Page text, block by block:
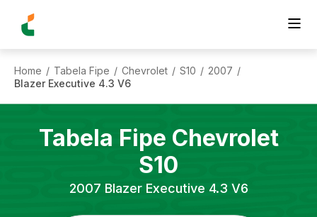
Home / Tabela Fipe / Chevrolet / S10 / 2007 /
Blazer Executive 4.3 V6
Tabela Fipe Chevrolet
S10
2007 Blazer Executive 4.3 V6